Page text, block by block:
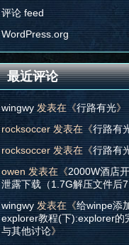
评论 feed
WordPress.org
最近评论
wingwy发表在《行路有光》
rocksoccer发表在《行路有
rocksoccer发表在《行路有
owen 发表在《2000W酒店
泄露下载（1.7G解压文件后
wingwy发表在《给winpe添
explorer教程(下):explorer的
与其他讨论》